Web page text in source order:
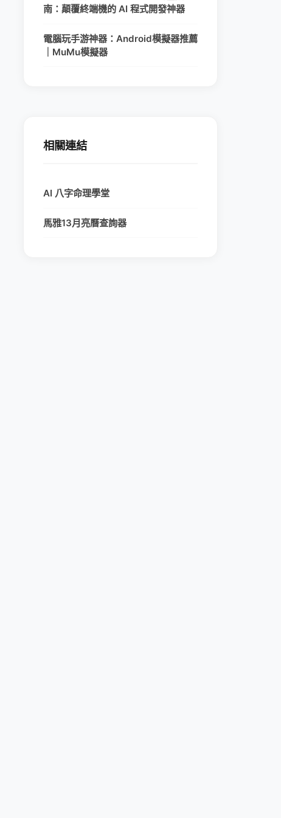
南：顛覆終端機的 AI 程式開發神器
電腦玩手游神器：Android模擬器推薦
｜MuMu模擬器
相關連結
AI 八字命理學堂
馬雅13月亮曆查詢器